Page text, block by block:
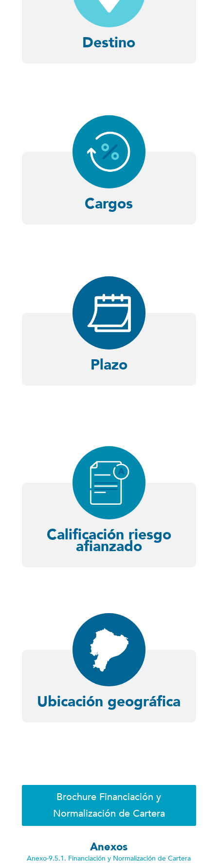
Destino
Cargos
PlazoCapital de trabajo:
Calificación riesgo
afianzado
Ubicación geográfica
Brochure Financiación y
Normalización de Cartera
Anexos
Anexo-9.5.1. Financiación y Normalización de Cartera